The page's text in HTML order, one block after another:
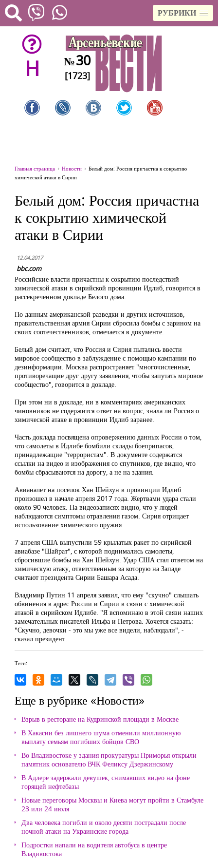
РУБРИКИ
H №30
[1723]
Главная страница Новости
Белый дом: Россия причастна к сокрытию
химической атаки в Сирии
Белый дом: Россия причастна
к сокрытию химической
атаки в Сирии
12.04.2017
bbc.com
Российские власти причастны к сокрытию последствий
химической атаки в сирийской провинции Идлиб, говорится в
рассекреченном докладе Белого дома.
По данным американской разведки и других источников,
правительственная армия Сирии сбросила бомбы с зарином на
своих соотечественников, отмечается в документе.
Белый дом считает, что Россия и Сирия пытались ввести
мировое сообщество в заблуждение с помощью кампании по
дезинформации. Москва распространяет "многочисленные,
противоречащие друг другу заявления, чтобы запутать мировое
сообщество", говорится в докладе.
При этом ни в докладе, ни в комментариях американских
чиновников не содержится ответ на вопрос, знала ли Россия о
химической атаке в провинции Идлиб заранее.
Часть доклада посвящена опровержению данных России о том,
что самолеты в Идлибе бомбили склады боеприпасов,
принадлежащие "террористам". В документе содержатся
ссылки на видео и изображения со спутников, где видно, что
бомбы сбрасываются на дорогу, а не на здания.
Авианалет на поселок Хан Шейхун в провинции Идлиб
произошел в начале апреля 2017 года. Жертвами удара стали
около 90 человек. На видеозаписях видно, что у людей
наблюдаются симптомы отравления газом. Сирия отрицает
использование химического оружия.
7 апреля США выпустили 59 крылатых ракет по сирийской
авиабазе "Шайрат", с которой поднимались самолеты,
сбросившие бомбы на Хан Шейхун. Удар США стал ответом на
химическую атаку, ответственным за которую на Западе
считают президента Сирии Башара Асада.
Владимир Путин 11 апреля заявил, что ему "скучно" слышать
обвинения в адрес России и Сирии в связи с химической
атакой в сирийском Идлибе. "Я вспоминаю в этой связи наших
замечательных писателей Ильфа и Петрова. Хочется сказать:
"Скучно, девочки - это мы уже все видели, наблюдали", -
сказал президент.
Теги:
Еще в рубрике «Новости»
Взрыв в ресторане на Кудринской площади в Москве
В Хакасии без лишнего шума отменили миллионную
выплату семьям погибших бойцов СВО
Во Владивостоке у здания прокуратуры Приморья открыли
памятник основателю ВЧК Феликсу Дзержинскому
В Адлере задержали девушек, снимавших видео на фоне
горящей нефтебазы
Новые переговоры Москвы и Киева могут пройти в Стамбуле
23 или 24 июля
Два человека погибли и около десяти пострадали после
ночной атаки на Украинские города
Подростки напали на водителя автобуса в центре
Владивостока